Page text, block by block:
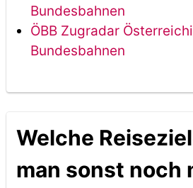
Bundesbahnen
ÖBB Zugradar
Bundesbahnen
Welche
man sonst noch